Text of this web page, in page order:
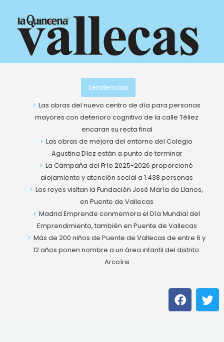
contenido
tendencias
Las obras del nuevo centro de día para personas
mayores con deterioro cognitivo de la calle Téllez
encaran su recta final
Las obras de mejora del entorno del Colegio
Agustina Díez están a punto de terminar
La Campaña del Frío 2025-2026 proporcionó
alojamiento y atención social a 1.438 personas
Los reyes visitan la Fundación José María de Llanos,
en Puente de Vallecas
Madrid Emprende conmemora el Día Mundial del
Emprendimiento, también en Puente de Vallecas
Más de 200 niños de Puente de Vallecas de entre 6 y
12 años ponen nombre a un área infantil del distrito:
Arcoíris
F
a
c
T
w
i